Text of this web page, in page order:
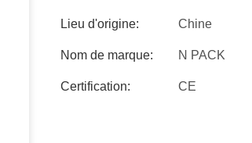
Lieu d'origine: Chine
Nom de marque: N PACK
Certification: CE